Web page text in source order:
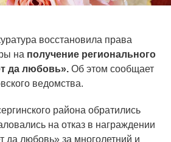
восстановила права
на получение регионального
да любовь». Об этом сообщает
ведомства.
района обратились
на отказ в награждении
да любовь» за многолетний и